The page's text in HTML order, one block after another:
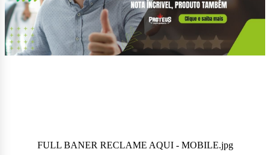
FULL BANER RECLAME AQUI - MOBILE.jpg